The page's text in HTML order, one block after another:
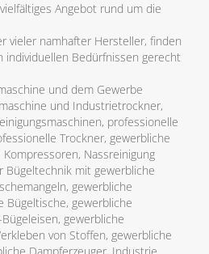
Angebot rund um die
vieler namhafter Hersteller, finden
individuellen Bedürfnissen gerecht
und dem Gewerbe
und Industrietrockner,
professionelle
Trockner, gewerbliche
Nassreinigung
Bügeltechnik mit gewerbliche
gewerbliche
Bügeltische, gewerbliche
gewerbliche
von Stoffen, gewerbliche